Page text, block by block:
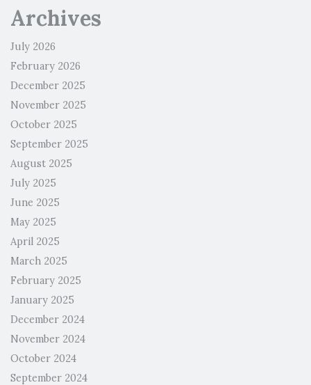
Archives
July 2026
February 2026
December 2025
November 2025
October 2025
September 2025
August 2025
July 2025
June 2025
May 2025
April 2025
March 2025
February 2025
January 2025
December 2024
November 2024
October 2024
September 2024